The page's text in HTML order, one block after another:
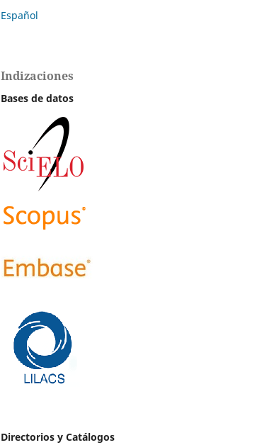
Español
Indizaciones
Bases de datos
Directorios y Catálogos